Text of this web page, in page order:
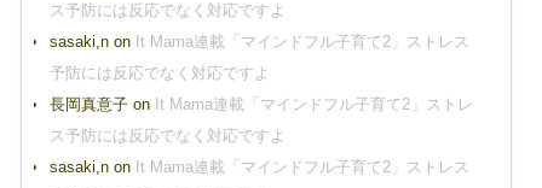
ス予防には反応でなく対応ですよ
sasaki,non It Mama連載「マインドフル子育て2」ストレス
予防には反応でなく対応ですよ
長岡真意子on It Mama連載「マインドフル子育て2」ストレ
ス予防には反応でなく対応ですよ
sasaki,non It Mama連載「マインドフル子育て2」ストレス